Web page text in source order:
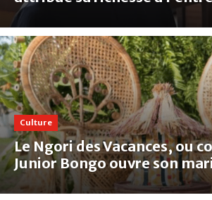
Culture
‎Le Ngori des Vacances, ou
Junior Bongo ouvre son